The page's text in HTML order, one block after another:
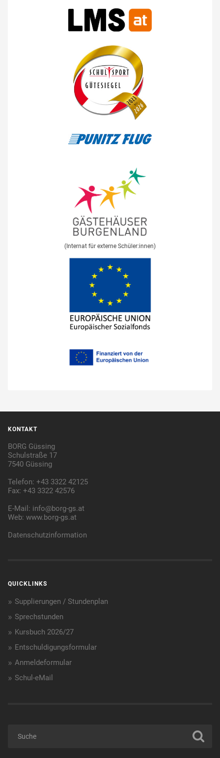
(Internat für externe Schüler:innen)
KONTAKT
BORG Güssing
Schulstraße 17
7540 Güssing
Telefon: +43 3322 42125
Fax: +43 3322 42576
E-Mail: info@borg-gs.at
Web:www.borg-gs.at
Datenschutzinformation
QUICKLINKS
Supplierungen / Stundenplan
Sprechstunden
Kursbuch 2026/27
Entschuldigungsformular
Anmeldeformular
Schul-eMail